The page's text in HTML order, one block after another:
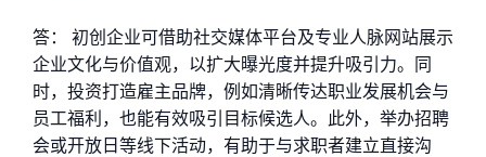
答： 初创企业可借助社交媒体平台及专业人脉网站展示
企业文化与价值观，以扩大曝光度并提升吸引力。同
时，投资打造雇主品牌，例如清晰传达职业发展机会与
员工福利，也能有效吸引目标候选人。此外，举办招聘
会或开放日等线下活动，有助于与求职者建立直接沟